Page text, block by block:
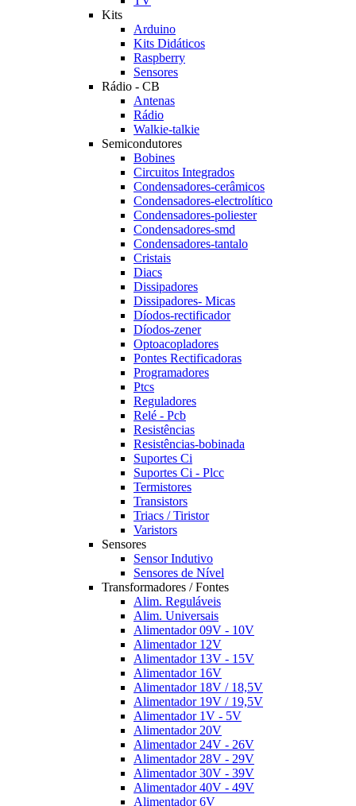
Kits
Arduino
Kits Didáticos
Raspberry
Sensores
Rádio - CB
Antenas
Rádio
Walkie-talkie
Semicondutores
Bobines
Circuitos Integrados
Condensadores-cerâmicos
Condensadores-electrolítico
Condensadores-poliester
Condensadores-smd
Condensadores-tantalo
Cristais
Diacs
Dissipadores
Dissipadores- Micas
Díodos-rectificador
Díodos-zener
Optoacopladores
Pontes Rectificadoras
Programadores
Ptcs
Reguladores
Relé - Pcb
Resistências
Resistências-bobinada
Suportes Ci
Suportes Ci - Plcc
Termistores
Transistors
Triacs / Tiristor
Varistors
Sensores
Sensor Indutivo
Sensores de Nível
Transformadores / Fontes
Alim. Reguláveis
Alim. Universais
Alimentador 09V - 10V
Alimentador 12V
Alimentador 13V - 15V
Alimentador 16V
Alimentador 18V / 18,5V
Alimentador 19V / 19,5V
Alimentador 1V - 5V
Alimentador 20V
Alimentador 24V - 26V
Alimentador 28V - 29V
Alimentador 30V - 39V
Alimentador 40V - 49V
Alimentador 6V